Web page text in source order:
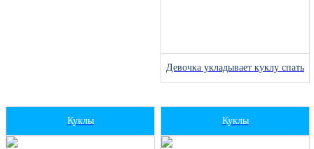
Девочка укладывает куклу спать
Куклы Куклы